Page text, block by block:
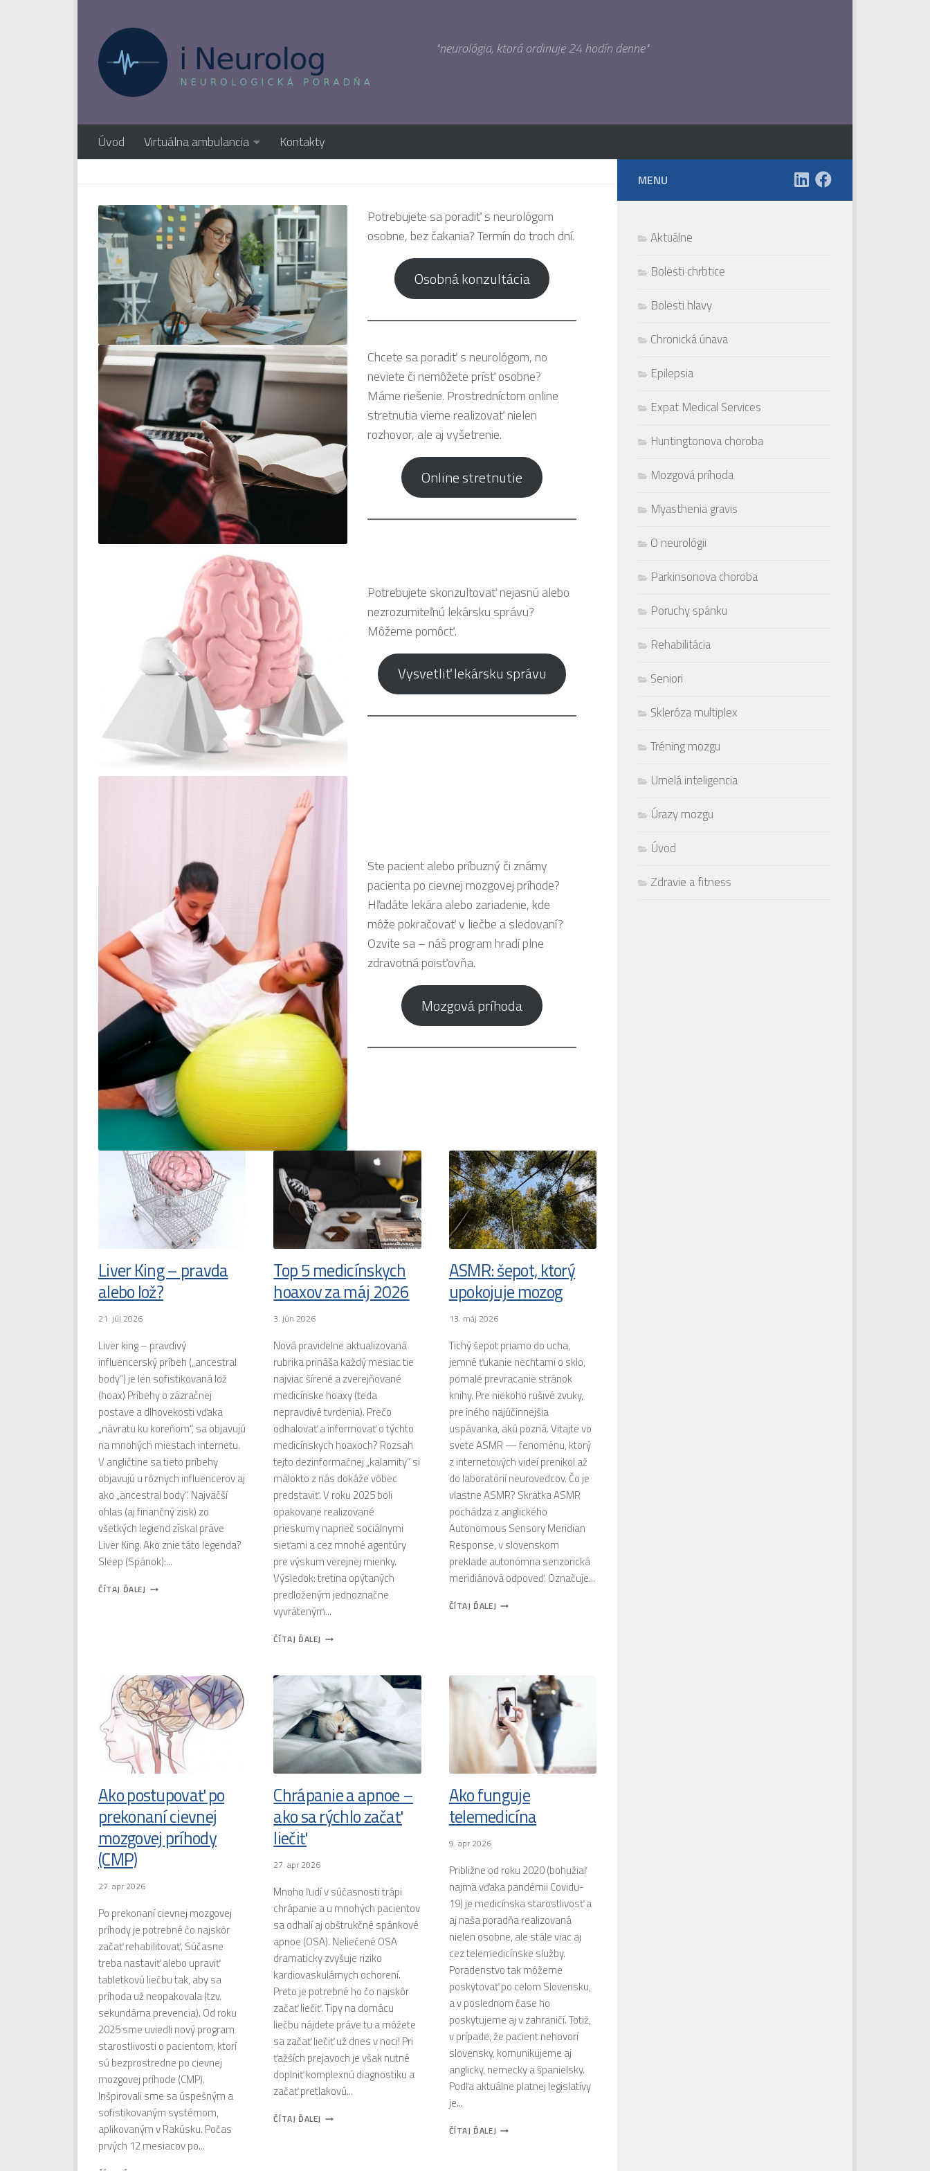
"neurológia, ktorá ordinuje 24 hodín denne"
Úvod Virtuálna ambulancia Kontakty
Potrebujete sa poradiť s neurológom
osobne, bez čakania? Termín do troch dní.
Osobná konzultácia
Chcete sa poradiť s neurológom, no
neviete či nemôžete prísť osobne?
Máme riešenie. Prostredníctom online
stretnutia vieme realizovať nielen
rozhovor, ale aj vyšetrenie.
Online stretnutie
Potrebujete skonzultovať nejasnú alebo
nezrozumiteľnú lekársku správu?
Môžeme pomôcť.
Vysvetliť lekársku správu
Ste pacient alebo príbuzný či známy
pacienta po cievnej mozgovej príhode?
Hľadáte lekára alebo zariadenie, kde
môže pokračovať v liečbe a sledovaní?
Ozvite sa – náš program hradí plne
zdravotná poisťovňa.
Mozgová príhoda
Liver King – pravda
alebo lož?
21. júl 2026
Liver king – pravdivý
influencerský príbeh („ancestral
body“) je len sofistikovaná lož
(hoax) Príbehy o zázračnej
postave a dlhovekosti vďaka
„návratu ku koreňom“, sa objavujú
na mnohých miestach internetu.
V angličtine sa tieto príbehy
objavujú u rôznych influencerov aj
ako „ancestral body“. Najväčší
ohlas (aj finančný zisk) zo
všetkých legiend získal práve
Liver King. Ako znie táto legenda?
Sleep (Spánok):...
ČÍTAJ ĎALEJ LIVER
Top 5 medicínskych
hoaxov za máj 2026
3. jún 2026
Nová pravidelne aktualizovaná
rubrika prináša každý mesiac tie
najviac šírené a zverejňované
medicínske hoaxy (teda
nepravdivé tvrdenia). Prečo
odhalovať a informovať o týchto
medicínskych hoaxoch? Rozsah
tejto dezinformačnej „kalamity“ si
málokto z nás dokáže vôbec
predstaviť. V roku 2025 boli
opakovane realizované
prieskumy naprieč sociálnymi
sieťami a cez mnohé agentúry
pre výskum verejnej mienky.
Výsledok: tretina opýtaných
predloženým jednoznačne
vyvráteným...
ČÍTAJ ĎALEJ TOP
HOAXOV
ZA
MÁJ
2026
ASMR: šepot, ktorý
upokojuje mozog
13. máj 2026
Tichý šepot priamo do ucha,
jemné ťukanie nechtami o sklo,
pomalé prevracanie stránok
knihy. Pre niekoho rušivé zvuky,
pre iného najúčinnejšia
uspávanka, akú pozná. Vitajte vo
svete ASMR — fenoménu, ktorý
z internetových videí prenikol až
do laboratórií neurovedcov. Čo je
vlastne ASMR? Skratka ASMR
pochádza z anglického
Autonomous Sensory Meridian
Response, v slovenskom
preklade autonómna senzorická
meridiánová odpoveď. Označuje...
ČÍTAJ ĎALEJ ASMR:
Ako postupovať po
prekonaní cievnej
mozgovej príhody
(CMP)
27. apr 2026
Po prekonaní cievnej mozgovej
príhody je potrebné čo najskôr
začať rehabilitovať. Súčasne
treba nastaviť alebo upraviť
tabletkovú liečbu tak, aby sa
príhoda už neopakovala (tzv.
sekundárna prevencia). Od roku
2025 sme uviedli nový program
starostlivosti o pacientom, ktorí
sú bezprostredne po cievnej
mozgovej príhode (CMP).
Inšpirovali sme sa úspešným a
sofistikovaným systémom,
aplikovaným v Rakúsku. Počas
prvých 12 mesiacov po...
Chrápanie a apnoe –
ako sa rýchlo začať
liečiť
27. apr 2026
Mnoho ľudí v súčasnosti trápi
chrápanie a u mnohých pacientov
sa odhalí aj obštrukčné spánkové
apnoe (OSA). Neliečené OSA
dramaticky zvyšuje riziko
kardiovaskulárnych ochorení.
Preto je potrebné ho čo najskôr
začať liečiť. Tipy na domácu
liečbu nájdete práve tu a môžete
sa začať liečiť už dnes v noci! Pri
ťažších prejavoch je však nutné
doplniť komplexnú diagnostiku a
začať pretlakovú...
ČÍTAJ ĎALEJ CHRÁPANIE
Ako funguje
telemedicína
9. apr 2026
Približne od roku 2020 (bohužiaľ
najmä vďaka pandémii Covidu-
19) je medicínska starostlivosť a
aj naša poradňa realizovaná
nielen osobne, ale stále viac aj
cez telemedicínske služby.
Poradenstvo tak môžeme
poskytovať po celom Slovensku,
a v poslednom čase ho
poskytujeme aj v zahraničí. Totiž,
v prípade, že pacient nehovorí
slovensky, komunikujeme aj
anglicky, nemecky a španielsky.
Podľa aktuálne platnej legislatívy
je...
ČÍTAJ ĎALEJ AKO
MENU
Aktuálne
Bolesti chrbtice
Bolesti hlavy
Chronická únava
Epilepsia
Expat Medical Services
Huntingtonova choroba
Mozgová príhoda
Myasthenia gravis
O neurológii
Parkinsonova choroba
Poruchy spánku
Rehabilitácia
Seniori
Skleróza multiplex
Tréning mozgu
Umelá inteligencia
Úrazy mozgu
Úvod
Zdravie a fitness